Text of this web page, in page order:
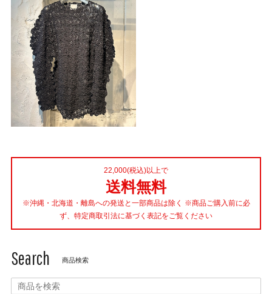
22,000(税込)以上で
送料無料
※沖縄・北海道・離島への発送と一部商品は除く ※商品ご購入前に必
ず、特定商取引法に基づく表記をご覧ください
Search 商品検索